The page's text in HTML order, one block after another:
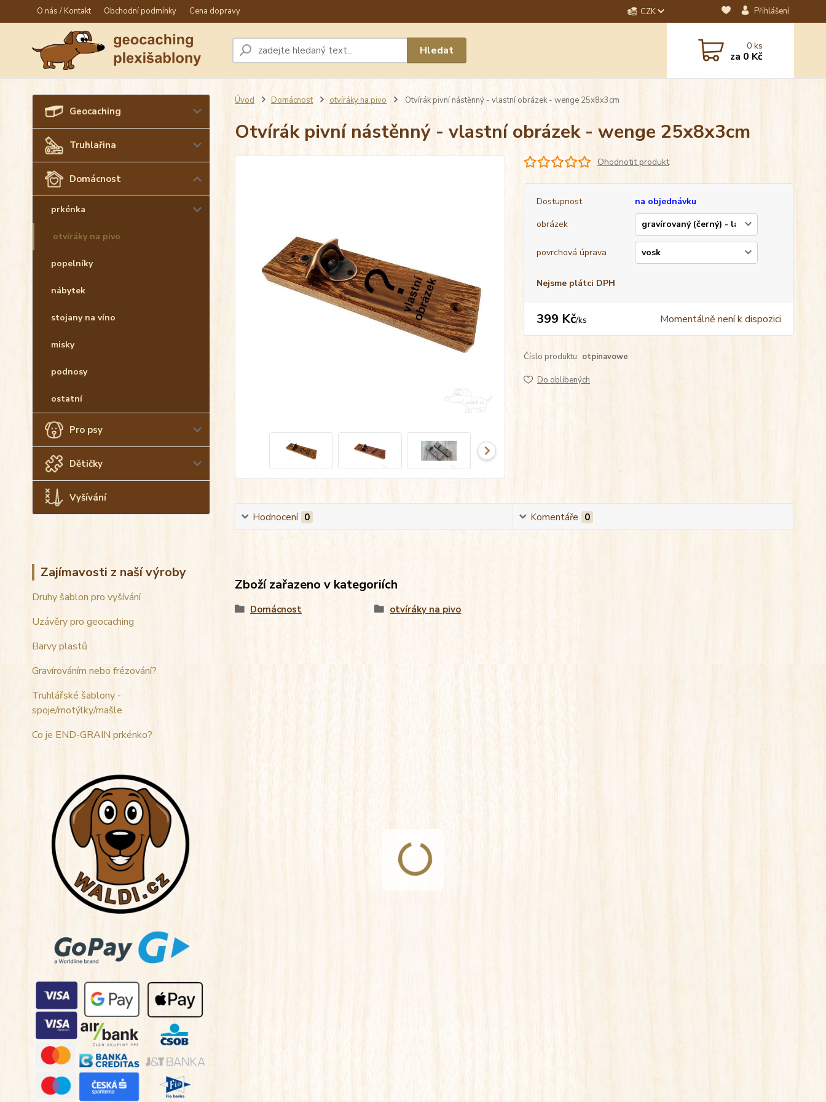
O nás / Kontakt Obchodní podmínky Cena dopravy CZK Přihlášení
Hledat 0ks
za 0 Kč
Geocaching
Truhlařina
Domácnost
prkénka
otvíráky na pivo
popelníky
nábytek
stojany na víno
misky
podnosy
ostatní
Pro psy
Dětičky
Vyšívání
Zajímavosti z naší výroby
Druhy šablon pro vyšívání
Uzávěry pro geocaching
Barvy plastů
Gravírováním nebo frézování?
Truhlářské šablony -
spoje/motýlky/mašle
Co je END-GRAIN prkénko?
Úvod Domácnost otvíráky na pivo Otvírák pivní nástěnný - vlastní obrázek - wenge 25x8x3cm
Otvírák pivní nástěnný - vlastní obrázek - wenge 25x8x3cm
Ohodnotit produkt
Dostupnost
na objednávku
obrázek
povrchová úprava
Nejsme plátci DPH
399 Kč/ks Momentálně není k dispozici
Číslo produktu: otpinavowe
Do oblíbených
Hodnocení 0 Komentáře 0
Zboží zařazeno v kategoriích
Domácnost otvíráky na pivo